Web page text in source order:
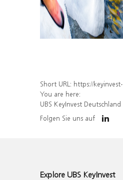
Short URL: https://keyinvest-de.ubs.com/
You are here:
UBS KeyInvest Deutschland
Folgen Sie uns auf
Explore UBS KeyInvest